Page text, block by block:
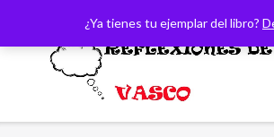
¿Ya tienes tu ejemplar del libro?
contenido